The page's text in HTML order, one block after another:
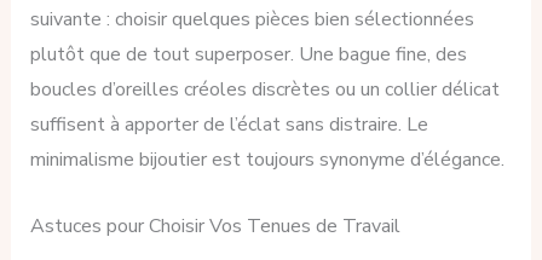
suivante : choisir quelques pièces bien sélectionnées
plutôt que de tout superposer. Une bague fine, des
boucles d’oreilles créoles discrètes ou un collier délicat
suffisent à apporter de l’éclat sans distraire. Le
minimalisme bijoutier est toujours synonyme d’élégance.
Astuces pour Choisir Vos Tenues de Travail